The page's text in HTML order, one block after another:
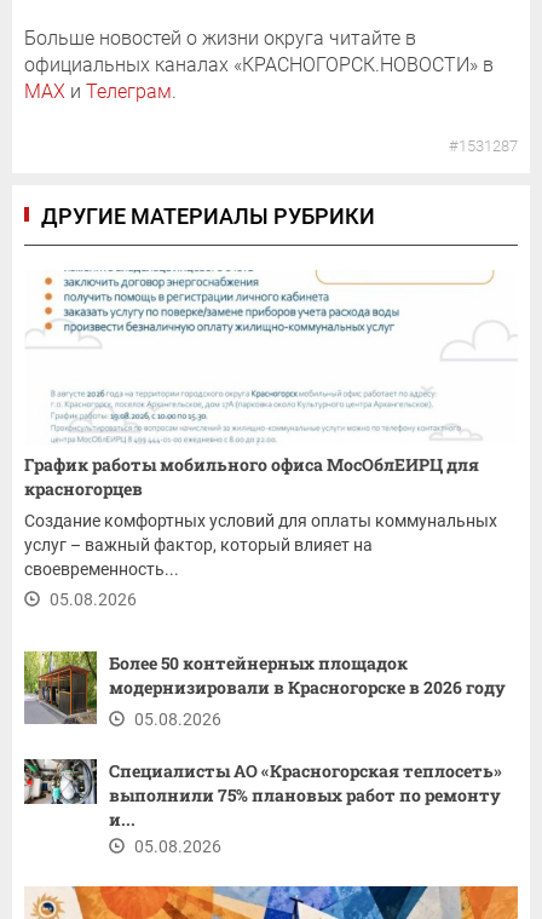
Больше новостей о жизни округа читайте в
официальных каналах «КРАСНОГОРСК.НОВОСТИ» в
MAX и Телеграм.
#1531287
ДРУГИЕ МАТЕРИАЛЫ РУБРИКИ
График работы мобильного офиса МосОблЕИРЦ для
красногорцев
Создание комфортных условий для оплаты коммунальных
услуг – важный фактор, который влияет на
своевременность...
05.08.2026
Более 50 контейнерных площадок
модернизировали в Красногорске в 2026 году
05.08.2026
Специалисты АО «Красногорская теплосеть»
выполнили 75% плановых работ по ремонту
и...
05.08.2026